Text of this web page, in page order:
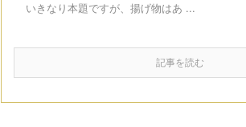
いきなり本題ですが、揚げ物はあ ...
記事を読む